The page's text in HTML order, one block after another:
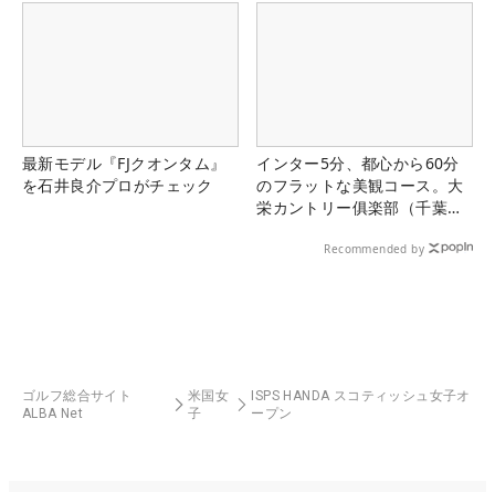
最新モデル『FJクオンタム』
を石井良介プロがチェック
インター5分、都心から60分
のフラットな美観コース。大
栄カントリー俱楽部（千葉
Recommended by
ゴルフ総合サイト
ALBA Net
米国女
子
ISPS HANDA スコティッシュ女子オ
ープン